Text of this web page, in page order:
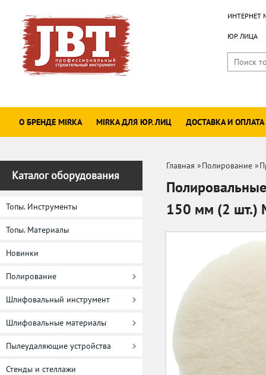
ИНТЕРНЕТ
ЮР. ЛИЦА
О БРЕНДЕ MIRKA MIRKA ДЛЯ ЮР. ЛИЦ ДОСТАВКА И ОПЛАТА
Каталог оборудования
Топы. Инструменты
Топы. Материалы
Новинки
Полирование
Шлифовальный инструмент
Шлифовальные материалы
Пылеудаляющие устройства
Стенды и стеллажи
Главная »Полирование »
150 мм (2 шт.)